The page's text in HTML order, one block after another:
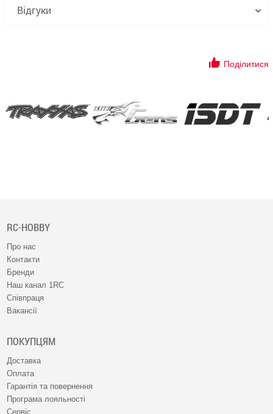
Відгуки
Поділитися
RC-HOBBY
Про нас
Контакти
Бренди
Наш канал 1RC
Співпраця
Вакансії
ПОКУПЦЯМ
Доставка
Оплата
Гарантія та повернення
Програма лояльності
Сервіс